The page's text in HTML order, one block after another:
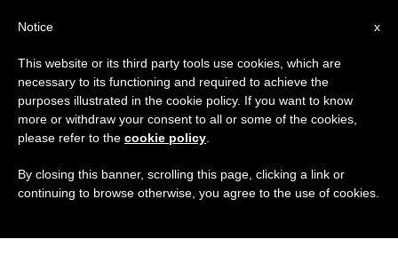
GIORNO
Maggio 31st, 2009
ULTIME NOTIZIE
x
Notice
This website or its third party tools use cookies, which are
necessary to its functioning and required to achieve the
purposes illustrated in the cookie policy. If you want to know
more or withdraw your consent to all or some of the cookies,
please refer to the cookie policy
By closing this banner, scrolling this page, clicking a link or
continuing to browse otherwise, you agree to the use of cookies.